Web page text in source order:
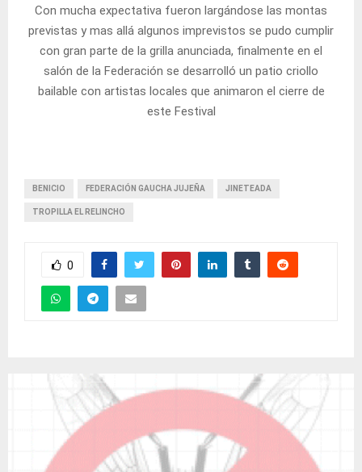
Con mucha expectativa fueron largándose las montas
previstas y mas allá algunos imprevistos se pudo cumplir
con gran parte de la grilla anunciada, finalmente en el
salón de la Federación se desarrolló un patio criollo
bailable con artistas locales que animaron el cierre de
este Festival
BENICIO FEDERACIÓN GAUCHA JUJEÑA JINETEADA
TROPILLA EL RELINCHO
0